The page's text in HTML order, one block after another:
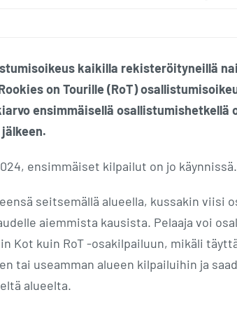
kaikilla rekisteröityneillä
on Tourille (RoT)
ensimmäisellä osallistumishetkellä
ensimmäiset kilpailut on jo käynnissä.
seitsemällä alueella, kussakin viisi
aiemmista kausista. Pelaaja voi
Kot kuin RoT -osakilpailuun, mikäli
tai useamman alueen kilpailuihin ja
alueelta.